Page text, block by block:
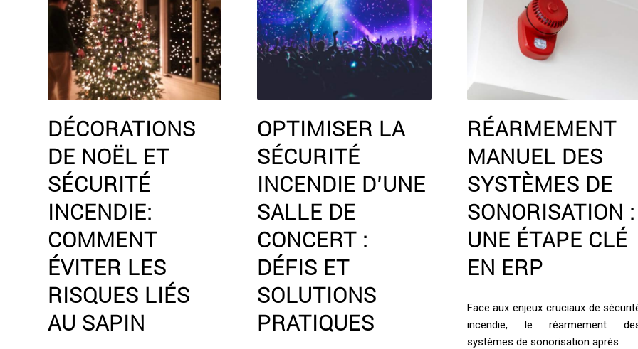
DÉCORATIONS
DE NOËL ET
SÉCURITÉ
INCENDIE:
COMMENT
ÉVITER LES
RISQUES LIÉS
AU SAPIN
OPTIMISER LA
SÉCURITÉ
INCENDIE D’UNE
SALLE DE
CONCERT :
DÉFIS ET
SOLUTIONS
PRATIQUES
RÉARMEMENT
MANUEL DES
SYSTÈMES DE
SONORISATION :
UNE ÉTAPE CLÉ
EN ERP
Face aux enjeux cruciaux de
incendie, le réarmement
systèmes de sonorisation après